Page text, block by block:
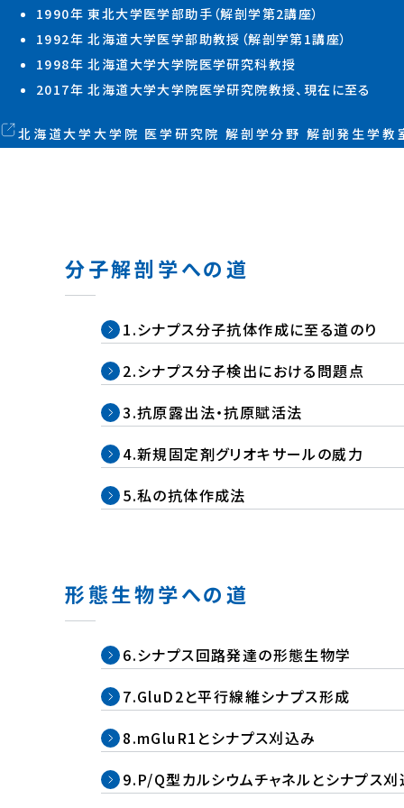
1990年 東北⼤学医学部助⼿（解剖学第2講座）
1992年 北海道⼤学医学部助教授（解剖学第1講座）
1998年 北海道⼤学⼤学院医学研究科教授
2017年 北海道⼤学⼤学院医学研究院教授、現在に⾄る
北海道⼤学⼤学院 医学研究院 解剖学分野 解剖発⽣学教
分⼦解剖学への道
1.シナプス分子抗体作成に至る道のり
2.シナプス分子検出における問題点
3.抗原露出法・抗原賦活法
4.新規固定剤グリオキサールの威力
5.私の抗体作成法
形態生物学への道
6.シナプス回路発達の形態生物学
7.GluD2と平行線維シナプス形成
8.mGluR1とシナプス刈込み
9.P/Q型カルシウムチャネルとシナプス